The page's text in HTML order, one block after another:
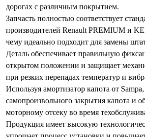
дорогах с различным покрытием.
Запчасть полностью соответствует
производителей Renault PREMIUM и
чему идеально подходит для замены
Деталь обеспечивает правильную
открытом положении и защищает
при резких перепадах температур и
Используя амортизатор капота от
самопроизвольного закрытия капота и
моторному отсеку во время
Продукция имеет высокую